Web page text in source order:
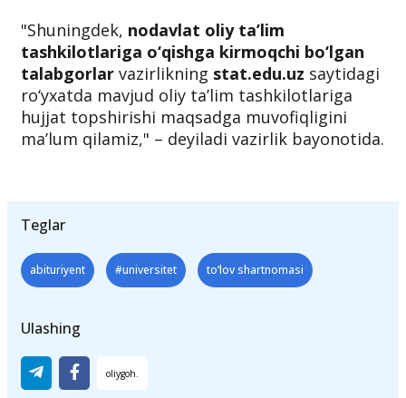
"Shuningdek, nodavlat oliy ta’lim
tashkilotlariga o‘qishga kirmoqchi bo‘lgan
talabgorlar vazirlikning stat.edu.uz saytidagi
ro‘yxatda mavjud oliy ta’lim tashkilotlariga
hujjat topshirishi maqsadga muvofiqligini
ma’lum qilamiz," – deyiladi vazirlik bayonotida.
Teglar
abituriyent #universitet to‘lov shartnomasi
Ulashing